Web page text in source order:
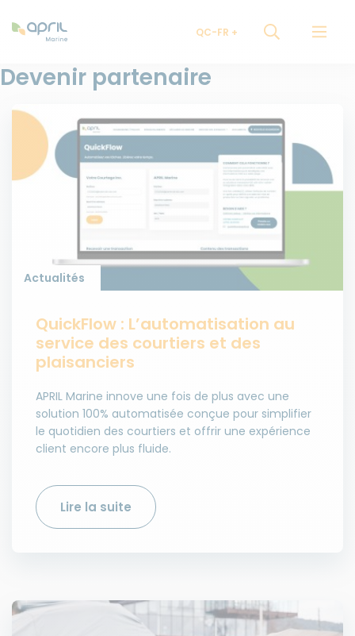
QC-FR
Devenir partenaire
Actualités
QuickFlow : L’automatisation au
service des courtiers et des
plaisanciers
APRIL Marine innove une fois de plus avec une
solution 100% automatisée conçue pour simplifier
le quotidien des courtiers et offrir une expérience
client encore plus fluide.
Lire la suite